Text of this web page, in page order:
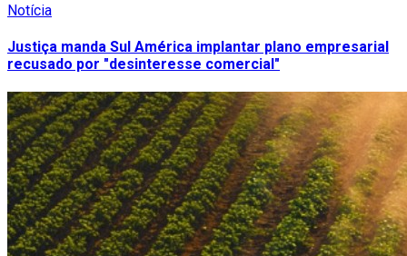
Notícia
Justiça manda Sul América implantar plano empresarial
recusado por "desinteresse comercial"